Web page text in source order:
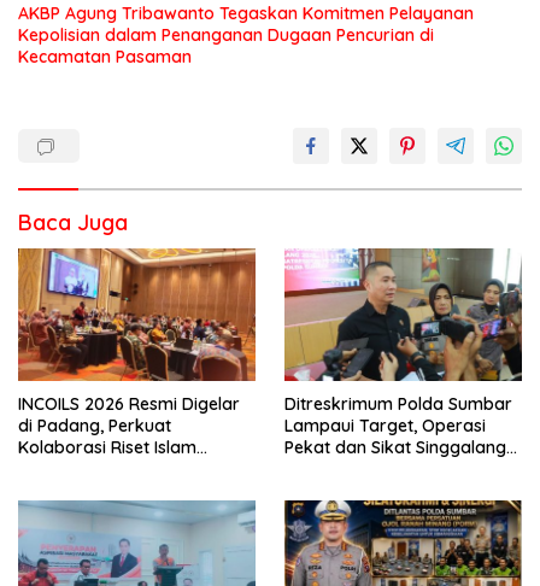
AKBP Agung Tribawanto Tegaskan Komitmen Pelayanan
Kepolisian dalam Penanganan Dugaan Pencurian di
Kecamatan Pasaman
Baca Juga
INCOILS 2026 Resmi Digelar
di Padang, Perkuat
Kolaborasi Riset Islam
Ditreskrimum Polda Sumbar
Lampaui Target, Operasi
Pekat dan Sikat Singgalang